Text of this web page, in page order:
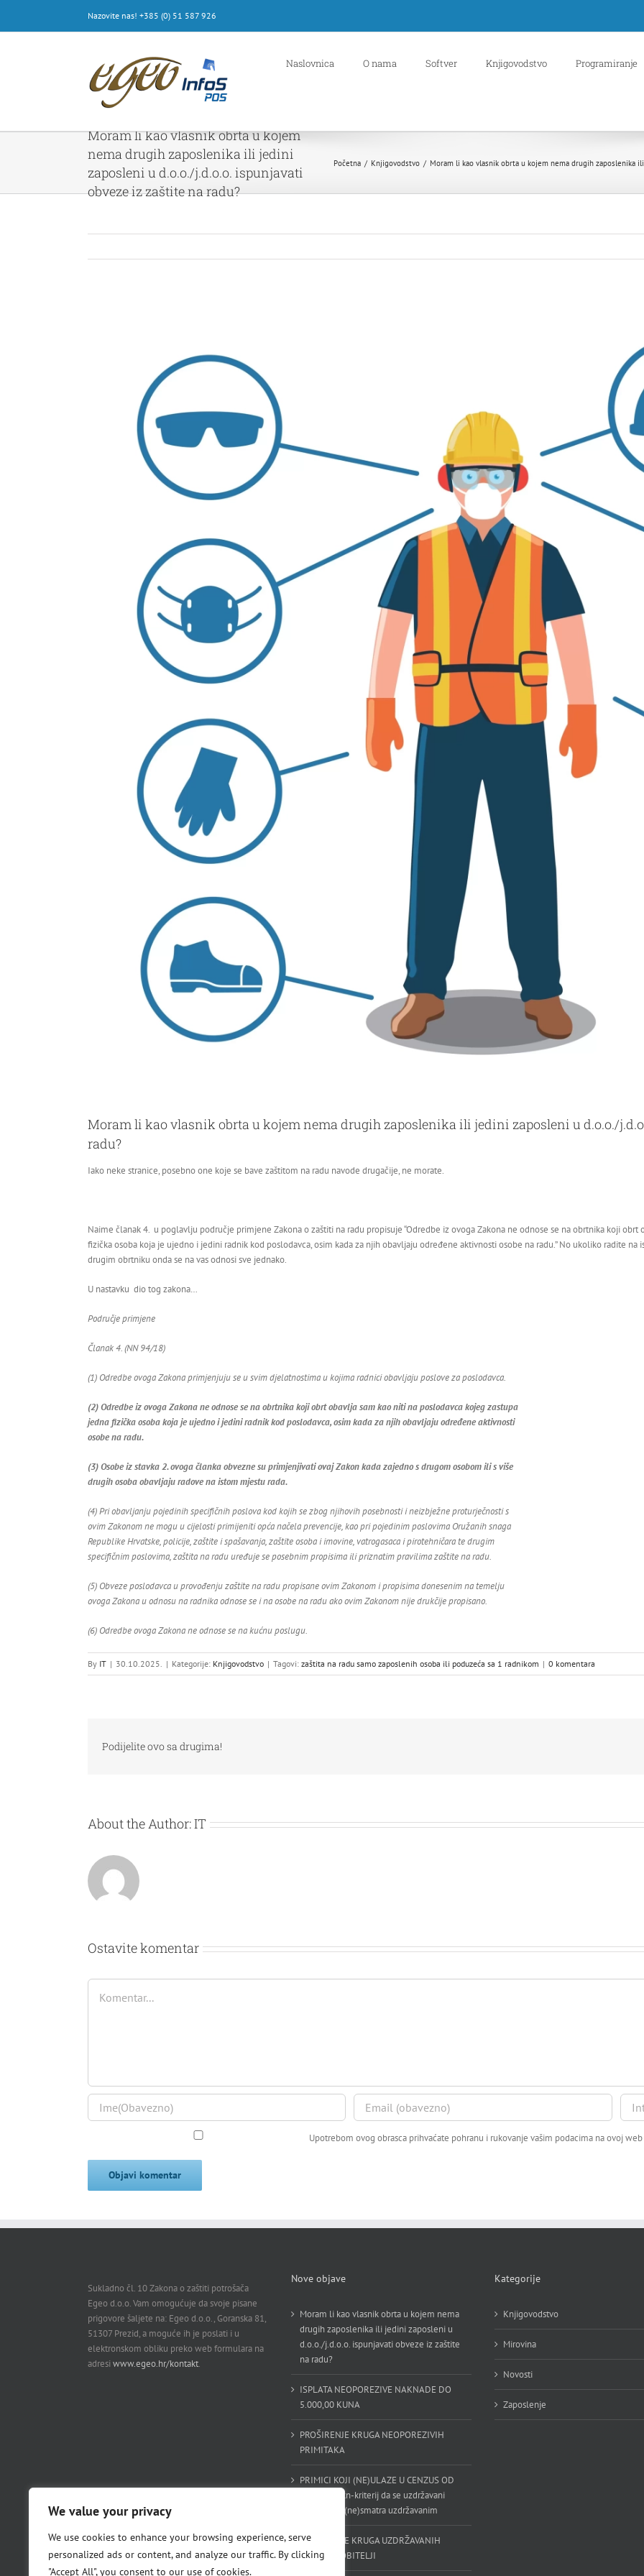
We value your privacy
We use cookies to enhance your browsing experience, serve
personalized ads or content, and analyze our traffic. By clicking
"Accept All", you consent to our use of cookies.
Nazovite nas! +385 (0) 51 587 926
Naslovnica O nama Softver Knjigovodstvo Programiranje
Moram li kao vlasnik obrta u kojem
nema drugih zaposlenika ili jedini
zaposleni u d.o.o./j.d.o.o. ispunjavati
obveze iz zaštite na radu?
Početna / Knjigovodstvo / Moram li kao vlasnik obrta u kojem nema drugih zaposlenika
Moram li kao vlasnik obrta u kojem nema drugih zaposlenika ili jedini zaposleni u d.o.o./
radu?
Iako neke stranice, posebno one koje se bave zaštitom na radu navode drugačije, ne morate.
Naime članak 4. u poglavlju područje primjene Zakona o zaštiti na radu propisuje “Odredbe iz ovoga Zakona ne odnose se na obrtnika koji
fizička osoba koja je ujedno i jedini radnik kod poslodavca, osim kada za njih obavljaju određene aktivnosti osobe na radu.” No ukoliko radite
drugim obrtniku onda se na vas odnosi sve jednako.
U nastavku dio tog zakona…
Područje primjene
Članak 4. (NN 94/18)
(1) Odredbe ovoga Zakona primjenjuju se u svim djelatnostima u kojima radnici obavljaju poslove za poslodavca.
(2) Odredbe iz ovoga Zakona ne odnose se na obrtnika koji obrt obavlja sam kao niti na poslodavca kojeg zastupa
jedna fizička osoba koja je ujedno i jedini radnik kod poslodavca, osim kada za njih obavljaju određene aktivnosti
osobe na radu.
(3) Osobe iz stavka 2. ovoga članka obvezne su primjenjivati ovaj Zakon kada zajedno s drugom osobom ili s više
drugih osoba obavljaju radove na istom mjestu rada.
(4) Pri obavljanju pojedinih specifičnih poslova kod kojih se zbog njihovih posebnosti i neizbježne proturječnosti s
ovim Zakonom ne mogu u cijelosti primijeniti opća načela prevencije, kao pri pojedinim poslovima Oružanih snaga
Republike Hrvatske, policije, zaštite i spašavanja, zaštite osoba i imovine, vatrogasaca i pirotehničara te drugim
specifičnim poslovima, zaštita na radu uređuje se posebnim propisima ili priznatim pravilima zaštite na radu.
(5) Obveze poslodavca u provođenju zaštite na radu propisane ovim Zakonom i propisima donesenim na temelju
ovoga Zakona u odnosu na radnika odnose se i na osobe na radu ako ovim Zakonom nije drukčije propisano.
(6) Odredbe ovoga Zakona ne odnose se na kućnu poslugu.
By IT | 30.10.2025. | Kategorije: Knjigovodstvo | Tagovi: zaštita na radu samo zaposlenih osoba ili poduzeća sa 1 radnikom | 0 komentara
Podijelite ovo sa drugima!
About the Author:IT
Ostavite komentar
Comment
Upotrebom ovog obrasca prihvaćate pohranu i rukovanje vašim podacima na ovoj web
Sukladno čl. 10 Zakona o zaštiti potrošača
Egeo d.o.o. Vam omogućuje da svoje pisane
prigovore šaljete na: Egeo d.o.o., Goranska 81,
51307 Prezid, a moguće ih je poslati i u
elektronskom obliku preko web formulara na
adresi www.egeo.hr/kontakt.
Nove objave
Moram li kao vlasnik obrta u kojem nema
drugih zaposlenika ili jedini zaposleni u
d.o.o./j.d.o.o. ispunjavati obveze iz zaštite
na radu?
ISPLATA NEOPOREZIVE NAKNADE DO
5.000,00 KUNA
PROŠIRENJE KRUGA NEOPOREZIVIH
PRIMITAKA
PRIMICI KOJI (NE)ULAZE U CENZUS OD
15.000,00 kn-kriterij da se uzdržavani
član/dijete (ne)smatra uzdržavanim
PROŠIRENJE KRUGA UZDRŽAVANIH
ČLANOVA OBITELJI
Kategorije
Knjigovodstvo
Mirovina
Novosti
Zaposlenje